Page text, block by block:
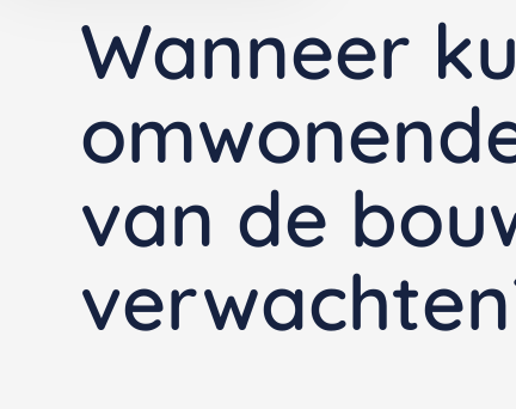
Wanneer
van de